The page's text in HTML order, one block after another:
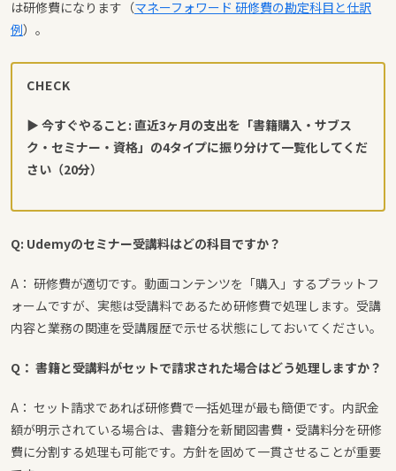
は研修費になります（マネーフォワード 研修費の勘定科目と仕訳
例）。
CHECK
▶ 今すぐやること: 直近3ヶ月の支出を「書籍購入・サブス
ク・セミナー・資格」の4タイプに振り分けて一覧化してくだ
さい（20分）
Q: Udemyのセミナー受講料はどの科目ですか？
A： 研修費が適切です。動画コンテンツを「購入」するプラットフ
ォームですが、実態は受講料であるため研修費で処理します。受講
内容と業務の関連を受講履歴で示せる状態にしておいてください。
Q： 書籍と受講料がセットで請求された場合はどう処理しますか？
A： セット請求であれば研修費で一括処理が最も簡便です。内訳金
額が明示されている場合は、書籍分を新聞図書費・受講料分を研修
費に分割する処理も可能です。方針を固めて一貫させることが重要